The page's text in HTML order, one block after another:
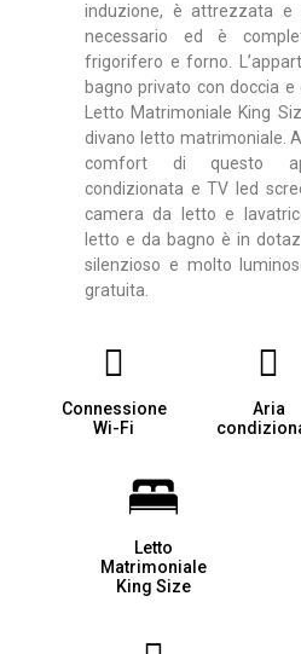
induzione, è attrezzata e
necessario ed è
frigorifero e forno.
bagno privato con doccia
Letto Matrimoniale King
divano letto matrimoniale.
comfort di questo
condizionata e TV led
camera da letto e
letto e da bagno è in
silenzioso e molto
gratuita.
Connessione
Wi-Fi
Aria
Letto
Matrimoniale
King Size